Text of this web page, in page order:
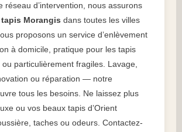
réseau d’intervention, nous assurons
Morangis dans toutes les villes
proposons un service d’enlèvement
à domicile, pratique pour les tapis
particulièrement fragiles. Lavage,
ou réparation — notre
tous les besoins. Ne laissez plus
ou vos beaux tapis d’Orient
taches ou odeurs. Contactez-